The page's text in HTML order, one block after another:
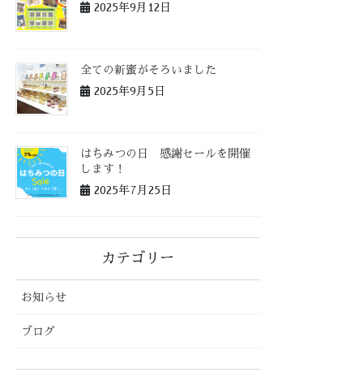
2025年9月12日
全ての新蜜がそろいました
2025年9月5日
はちみつの日 感謝セールを開催
します！
2025年7月25日
カテゴリー
お知らせ
ブログ